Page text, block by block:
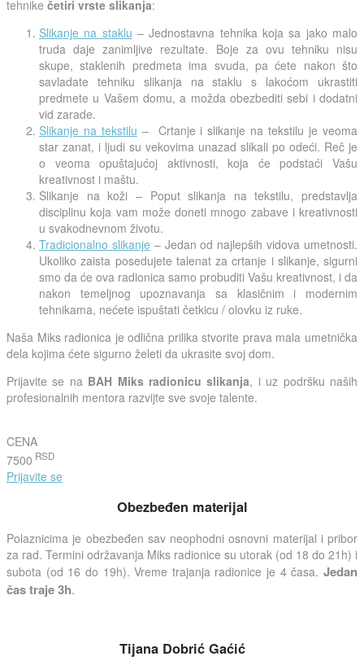
tehnike četiri vrste slikanja:
Slikanje na staklu – Jednostavna tehnika koja sa jako malo
truda daje zanimljive rezultate. Boje za ovu tehniku nisu
skupe, staklenih predmeta ima svuda, pa ćete nakon što
savladate tehniku slikanja na staklu s lakoćom ukrastiti
predmete u Vašem domu, a možda obezbediti sebi i dodatni
vid zarade.
Slikanje na tekstilu – Crtanje i slikanje na tekstilu je veoma
star zanat, i ljudi su vekovima unazad slikali po odeći. Reč je
o veoma opuštajućoj aktivnosti, koja će podstaći Vašu
kreativnost i maštu.
Slikanje na koži – Poput slikanja na tekstilu, predstavlja
disciplinu koja vam može doneti mnogo zabave i kreativnosti
u svakodnevnom životu.
Tradicionalno slikanje – Jedan od najlepših vidova umetnosti.
Ukoliko zaista posedujete talenat za crtanje i slikanje, sigurni
smo da će ova radionica samo probuditi Vašu kreativnost, i da
nakon temeljnog upoznavanja sa klasičnim i modernim
tehnikama, nećete ispuštati četkicu / olovku iz ruke.
Naša Miks radionica je odlična prilika stvorite prava mala umetnička
dela kojima ćete sigurno želeti da ukrasite svoj dom.
Prijavite se na BAH Miks radionicu slikanja, i uz podršku naših
profesionalnih mentora razvijte sve svoje talente.
CENA
7500 RSD
Prijavite se
Obezbeđen materijal
Polaznicima je obezbeđen sav neophodni osnovni materijal i pribor
za rad. Termini održavanja Miks radionice su utorak (od 18 do 21h) i
subota (od 16 do 19h). Vreme trajanja radionice je 4 časa. Jedan
čas traje 3h.
Tijana Dobrić Gaćić